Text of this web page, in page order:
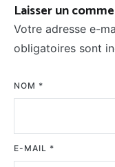
Laisser un
Votre adresse e-
obligatoires sont
NOM *
E-MAIL *